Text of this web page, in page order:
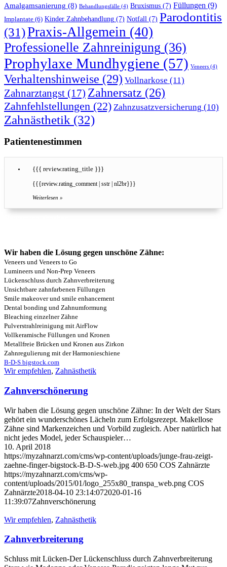
Amalgamsanierung (8) Behandlungsfälle (4) Bruxismus (7) Füllungen (9)
Implantate (6) Kinder Zahnbehandlung (7) Notfall (7) Parodontitis
(31)Praxis-Allgemein (40)
Professionelle Zahnreinigung (36)
Prophylaxe Mundhygiene (57) Veneers (4)
Verhaltenshinweise (29) Vollnarkose (11)
Zahnarztangst (17) Zahnersatz (26)
Zahnfehlstellungen (22) Zahnzusatzversicherung (10)
Zahnästhetik (32)
Patientenestimmen
{{{ review.rating_title }}}
{{{review.rating_comment | sstr | nl2br}}}
Weiterlesen »
Wir haben die Lösung gegen unschöne Zähne:
Veneers und Veneers to Go
Lumineers und Non-Prep Veneers
Lückenschluss durch Zahnverbreiterung
Unsichtbare zahnfarbenen Füllungen
Smile makeover und smile enhancement
Dental bonding und Zahnumformung
Bleaching einzelner Zähne
Pulverstrahlreinigung mit AirFlow
Vollkeramische Füllungen und Kronen
Metallfreie Brücken und Kronen aus Zirkon
Zahnregulierung mit der Harmonieschiene
B-D-S bigstock.com
Wir empfehlen, Zahnästhetik
Zahnverschönerung
Wir haben die Lösung gegen unschöne Zähne: In der Welt der Stars
gehört ein wunderschönes Lächeln zum Erfolgsrezept. Makellose
Zähne sind Markenzeichen und Vorbild zugleich. Aber natürlich hat
nicht jedes Model, jeder Schauspieler…
10. April 2018
https://myzahnarzt.com/cms/wp-content/uploads/junge-frau-zeigt-
zaehne-finger-bigstock-B-D-S-web.jpg 400 650 COS Zahnärzte
https://myzahnarzt.com/cms/wp-
content/uploads/2015/01/logo_255x80_transpa_web.png COS
Zahnärzte2018-04-10 23:14:072020-01-16
11:39:07Zahnverschönerung
Wir empfehlen, Zahnästhetik
Zahnverbreiterung
Schluss mit Lücken-Der Lückenschluss durch Zahnverbreiterung